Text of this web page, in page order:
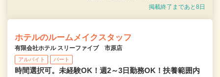
掲載終了まであと8日
ホテルのルームメイクスタッフ
有限会社ホテル スリーファイブ 市原店
アルバイト パート
時間選択可。未経験OK！週2～3日勤務OK！扶養範囲内